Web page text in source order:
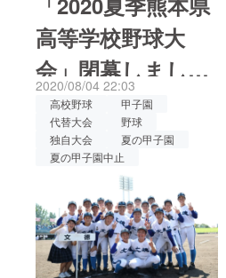
高等学校野球大
会」閉幕しまし
た！
2020/08/04 22:03
高校野球
甲子園
代替大会
野球
独自大会
夏の甲子園
夏の甲子園中止